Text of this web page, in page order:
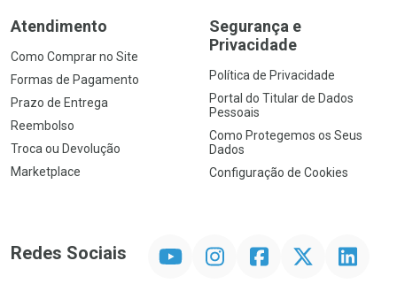
Atendimento
Como Comprar no Site
Formas de Pagamento
Prazo de Entrega
Reembolso
Troca ou Devolução
Marketplace
Segurança e
Privacidade
Política de Privacidade
Portal do Titular de Dados
Pessoais
Como Protegemos os Seus
Dados
Configuração de Cookies
Redes Sociais InstagramFacebookTwitter Linkedin